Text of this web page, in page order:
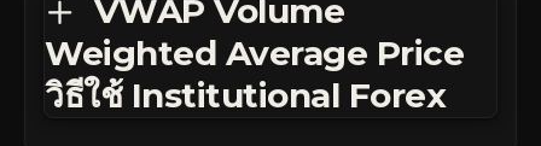
VWAP Volume
Weighted Average Price
วิธีใช้ Institutional Forex